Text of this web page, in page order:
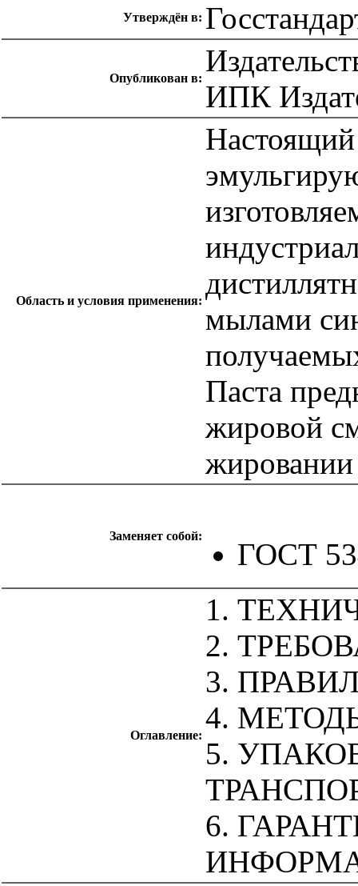
Утверждён в:
Опубликован в:
ИПК
Область и условия применения:
Настоящий
мылами
Паста
жировой
Заменяет собой:
ГОСТ
Оглавление:
1.
2.
3.
4.
5.
6.